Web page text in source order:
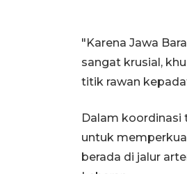
"Karena Jawa
sangat krusial,
titik rawan
Dalam koordinasi
untuk
berada di jalur